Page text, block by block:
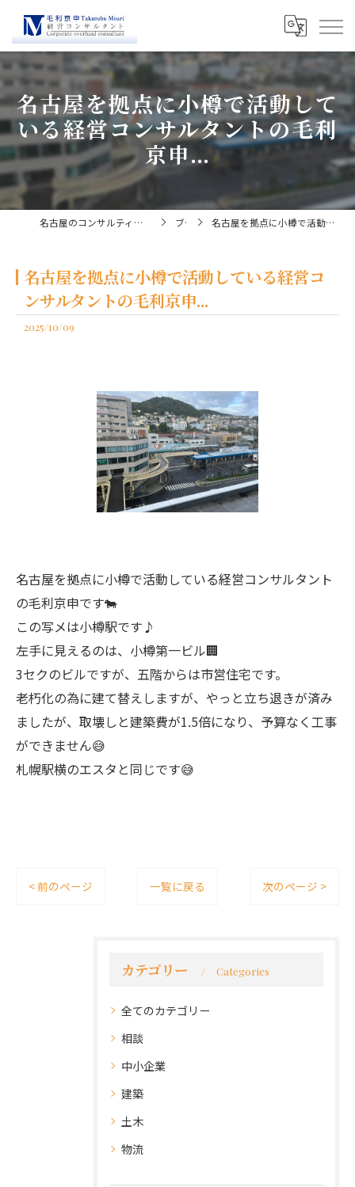
名古屋を拠点に小樽で活動して
いる経営コンサルタントの毛利
京申...
名古屋のコンサルティングなら経営コンサルタント毛利京申 ブログ 名古屋を拠点に小樽で活動している経営コンサルタントの毛利京申...
名古屋を拠点に小樽で活動している経営コ
ンサルタントの毛利京申...
2025/10/09
名古屋を拠点に小樽で活動している経営コンサルタント
の毛利京申です🐄
この写メは小樽駅です♪
左手に見えるのは、小樽第一ビル🏢
3セクのビルですが、五階からは市営住宅です。
老朽化の為に建て替えしますが、やっと立ち退きが済み
ましたが、取壊しと建築費が1.5倍になり、予算なく工事
ができません😅
札幌駅横のエスタと同じです😅
< 前のページ 一覧に戻る 次のページ >
カテゴリー Categories
全てのカテゴリー
相談
中小企業
建築
土木
物流